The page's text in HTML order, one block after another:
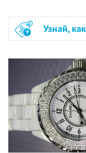
Узнай,